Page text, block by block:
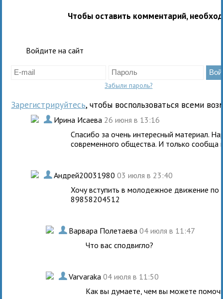
Чтобы оставить комментарий,
Войдите на сайт
Забыли пароль?
Зарегистрируйтесь, чтобы воспользоваться всеми
. Ирина Исаева 26 июня в 13:16
Спасибо за очень интересный материал.
современного общества. И только сообща
. Андрей2003198003 июля в 23:40
Хочу вступить в молодежное движение по
89858204512
. Варвара Полетаева04 июля в 11:47
Что вас сподвигло?
. Varvaraka04 июля в 11:50
Как вы думаете, чем вы можете